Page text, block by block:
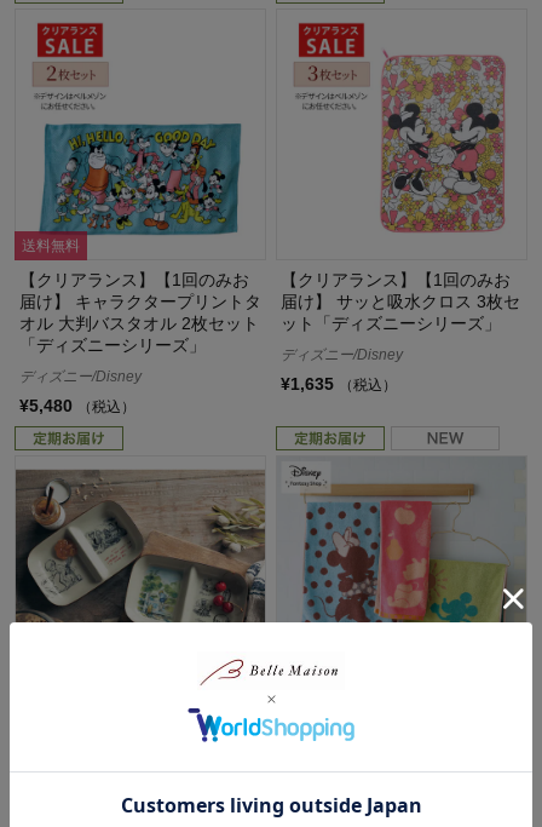
送料無料
【クリアランス】【1回のみお
届け】 キャラクタープリントタ
オル 大判バスタオル 2枚セット
「ディズニーシリーズ」
ディズニー/Disney
¥5,480 （税込）
【クリアランス】【1回のみお
届け】 サッと吸水クロス 3枚セ
ット「ディズニーシリーズ」
ディズニー/Disney
¥1,635 （税込）
【定期お届け】 くいしんぼう仕
切り皿「ディズニーシリーズ」
：8回シリーズ
ディズニー/Disney
【定期お届け】＜9月からお届
ィズニーシリーズ」 ：6回サイ